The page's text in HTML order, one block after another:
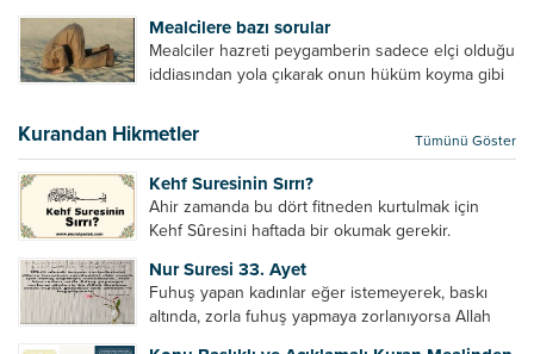
geliştirmeleri hususunda bazen açık bazen gizli
tenkitlerde bulunmuşuzdur. Örneğin hocalarda
olması gereken hususları sıralar ve...
Mealcilere bazı sorular
Mealciler hazreti peygamberin sadece elçi olduğu
iddiasından yola çıkarak onun hüküm koyma gibi
elçilik yaptığı makam adına teşri yapamaz. Sadece
elçi kelimesinin manasından...
Kurandan Hikmetler Tümünü Göster
Kehf Suresinin Sırrı?
Ahir zamanda bu dört fitneden kurtulmak için
Kehf Sûresini haftada bir okumak gerekir.
din algısı, yanlış din öğreten hoca algısını yenmek
vb. Dini doğru...
Nur Suresi 33. Ayet
Fuhuş yapan kadınlar eğer istemeyerek, baskı
altında, zorla fuhuş yapmaya zorlanıyorsa Allah